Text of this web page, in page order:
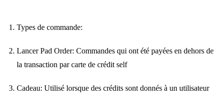
Types de commande:
Lancer Pad Order: Commandes qui ont été payées en dehors de
la transaction par carte de crédit self
Cadeau: Utilisé lorsque des crédits sont donnés à un utilisateur